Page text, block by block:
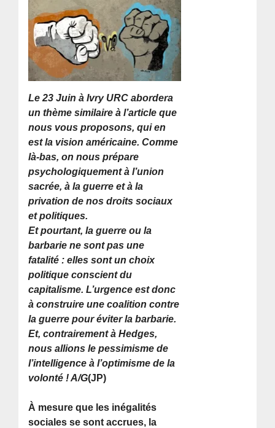
Le 23 Juin à Ivry URC abordera
un thème similaire à l’article que
nous vous proposons, qui en
est la vision américaine. Comme
là-bas, on nous prépare
psychologiquement à l’union
sacrée, à la guerre et à la
privation de nos droits sociaux
et politiques.
Et pourtant, la guerre ou la
barbarie ne sont pas une
fatalité : elles sont un choix
politique conscient du
capitalisme. L’urgence est donc
à construire une coalition contre
la guerre pour éviter la barbarie.
Et, contrairement à Hedges,
nous allions le pessimisme de
l’intelligence à l’optimisme de la
volonté ! A/G(JP)
À mesure que les inégalités
sociales se sont accrues, la